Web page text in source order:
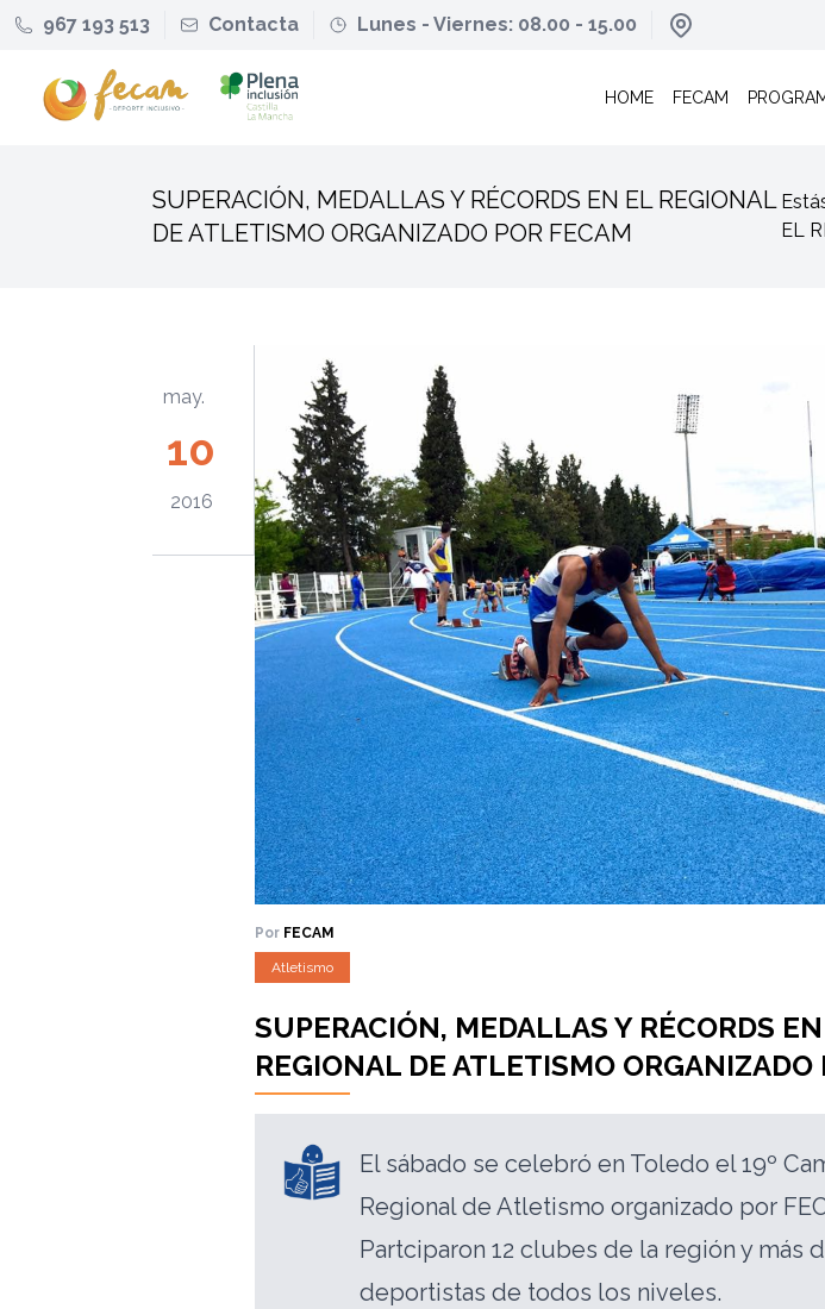
967 193 513 Contacta Lunes - Viernes: 08.00 - 15.00
HOME FECAM
SUPERACIÓN, MEDALLAS Y RÉCORDS EN EL REGIONAL
DE ATLETISMO ORGANIZADO POR FECAM
EL
may.
10
2016
Por FECAM
Atletismo
SUPERACIÓN, MEDALLAS Y RÉCORDS
REGIONAL DE ATLETISMO ORGANIZADO
El sábado se celebró en Toledo el 19º
Regional de Atletismo organizado por
Partciparon 12 clubes de la región y más
deportistas de todos los niveles.